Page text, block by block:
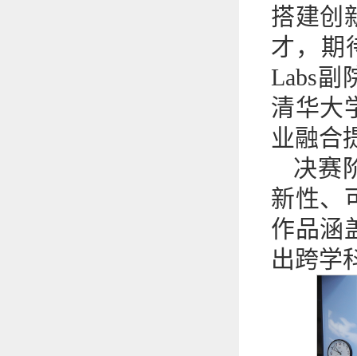
搭建创
才，期
Labs副
清华大
业融合
决赛
新性、
作品涵
出跨学